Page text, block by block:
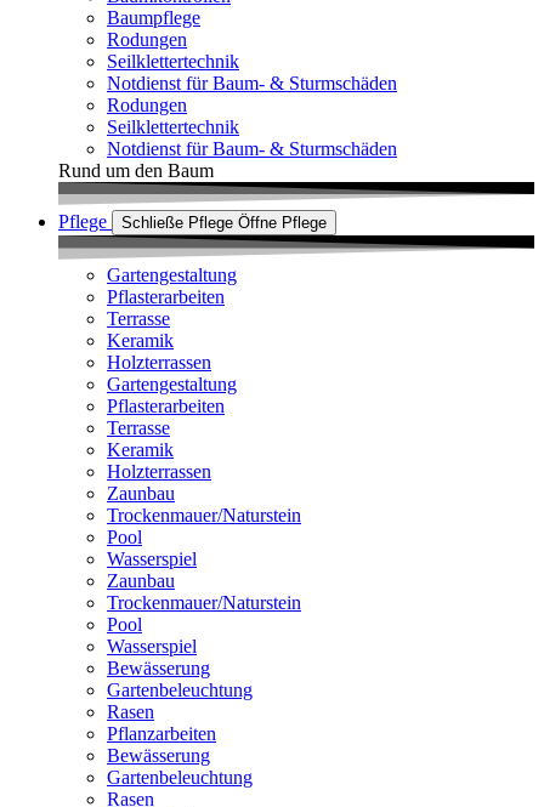
Baumpflege
Rodungen
Seilklettertechnik
Notdienst für Baum- & Sturmschäden
Rodungen
Seilklettertechnik
Notdienst für Baum- & Sturmschäden
Rund um den Baum
Pflege Schließe Pflege Öffne Pflege
Gartengestaltung
Pflasterarbeiten
Terrasse
Keramik
Holzterrassen
Gartengestaltung
Pflasterarbeiten
Terrasse
Keramik
Holzterrassen
Zaunbau
Trockenmauer/Naturstein
Pool
Wasserspiel
Zaunbau
Trockenmauer/Naturstein
Pool
Wasserspiel
Bewässerung
Gartenbeleuchtung
Rasen
Pflanzarbeiten
Bewässerung
Gartenbeleuchtung
Rasen